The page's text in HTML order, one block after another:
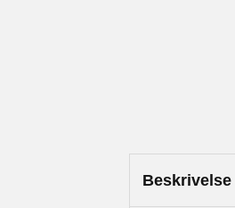
Beskrivelse